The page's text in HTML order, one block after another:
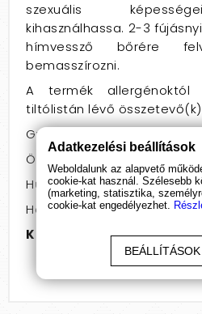
szexuális
kihasználhassa. 2-3
hímvessző bőrére
bemasszírozni.
A termék
tiltólistán lévő
Gyermekek elől gondosan
Összetételt lásd a
Hűvös, száraz helyen
Ha szembe kerül, bő vízzel
Kiszerelés
: 50ml
Adatkezelési beállítások
Weboldalunk az alapvető
cookie-kat használ. Szélesebb
(marketing, statisztika,
cookie-kat engedélyezhet.
BEÁLLÍTÁSOK